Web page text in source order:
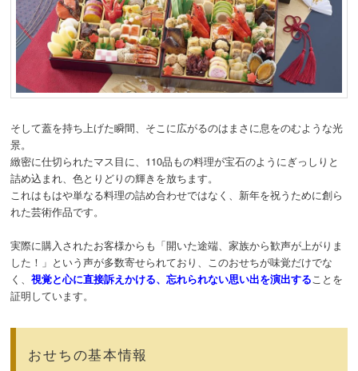
そして蓋を持ち上げた瞬間、そこに広がるのはまさに息をのむような光
景。
緻密に仕切られたマス目に、110品もの料理が宝石のようにぎっしりと
詰め込まれ、色とりどりの輝きを放ちます。
これはもはや単なる料理の詰め合わせではなく、新年を祝うために創ら
れた芸術作品です。
実際に購入されたお客様からも「開いた途端、家族から歓声が上がりま
した！」という声が多数寄せられており、このおせちが味覚だけでな
く、視覚と心に直接訴えかける、忘れられない思い出を演出することを
証明しています。
おせちの基本情報